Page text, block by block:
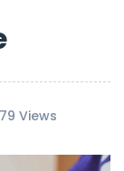
Views